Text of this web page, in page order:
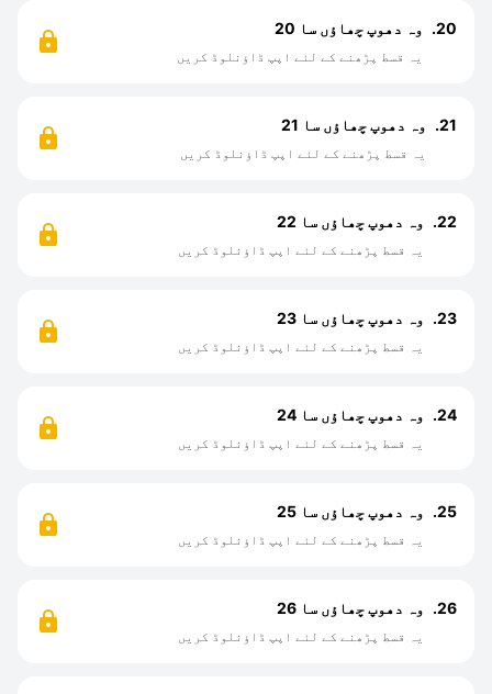
20. وہ دھوپ چھاؤں سا 20
یہ قسط پڑھنے کے لئے اپپ ڈاؤنلوڈ کریں
21. وہ دھوپ چھاؤں سا 21
یہ قسط پڑھنے کے لئے اپپ ڈاؤنلوڈ کریں
22. وہ دھوپ چھاؤں سا 22
یہ قسط پڑھنے کے لئے اپپ ڈاؤنلوڈ کریں
23. وہ دھوپ چھاؤں سا 23
یہ قسط پڑھنے کے لئے اپپ ڈاؤنلوڈ کریں
24. وہ دھوپ چھاؤں سا 24
یہ قسط پڑھنے کے لئے اپپ ڈاؤنلوڈ کریں
25. وہ دھوپ چھاؤں سا 25
یہ قسط پڑھنے کے لئے اپپ ڈاؤنلوڈ کریں
26. وہ دھوپ چھاؤں سا 26
یہ قسط پڑھنے کے لئے اپپ ڈاؤنلوڈ کریں